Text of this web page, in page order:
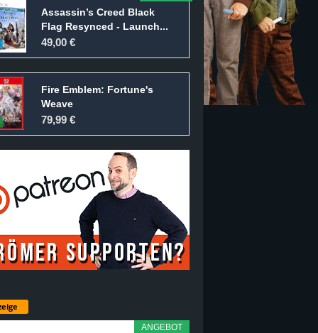
Assassin’s Creed Black
Flag Resynced - Launch...
49,00 €
Fire Emblem: Fortune's
Weave
79,99 €
ANGEBOT